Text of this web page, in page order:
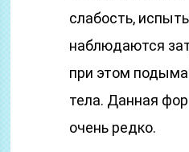
слабость,
наблюдаются
при этом
тела. Данная
очень редко.